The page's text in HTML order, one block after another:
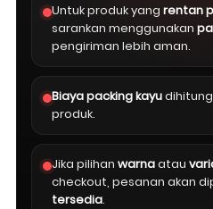
Untuk produk yang rentan
sarankan menggunakan
pengiriman lebih aman.
Biaya packing kayudihitung
produk.
Jika pilihan warnaatau
checkout, pesanan akan
tersedia.